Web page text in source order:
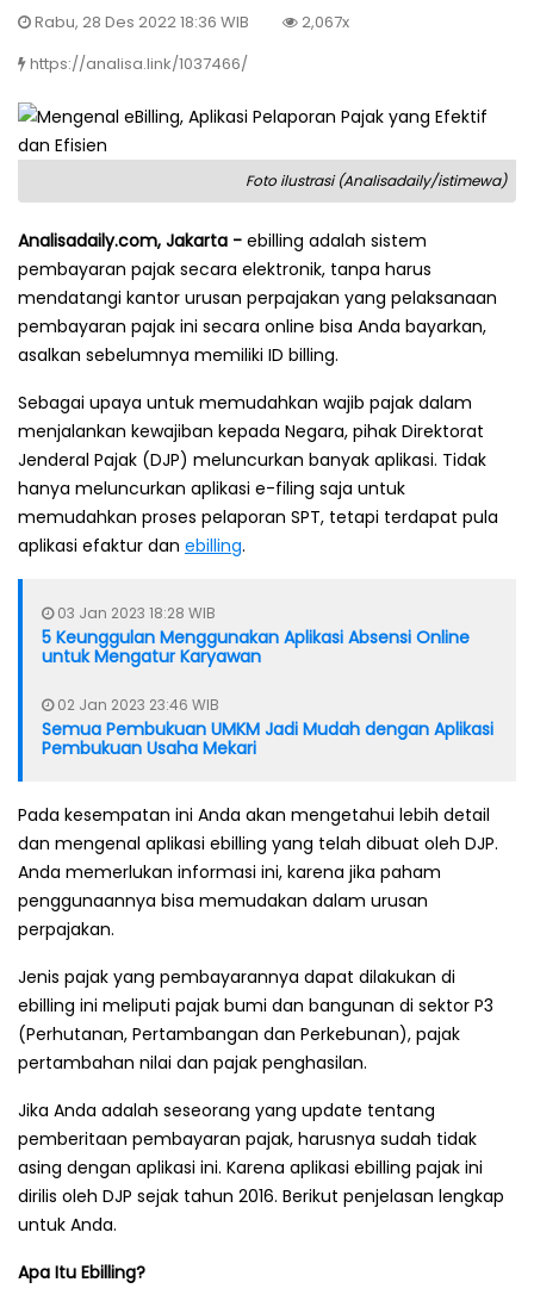
Rabu, 28 Des 2022 18:36 WIB
2,067x
https://analisa.link/1037466/
Foto ilustrasi (Analisadaily/istimewa)
Analisadaily.com, Jakarta - ebilling adalah sistem
pembayaran pajak secara elektronik, tanpa harus
mendatangi kantor urusan perpajakan yang pelaksanaan
pembayaran pajak ini secara online bisa Anda bayarkan,
asalkan sebelumnya memiliki ID billing.
Sebagai upaya untuk memudahkan wajib pajak dalam
menjalankan kewajiban kepada Negara, pihak Direktorat
Jenderal Pajak (DJP) meluncurkan banyak aplikasi. Tidak
hanya meluncurkan aplikasi e-filing saja untuk
memudahkan proses pelaporan SPT, tetapi terdapat pula
aplikasi efaktur dan ebilling.
03 Jan 2023 18:28 WIB
5 Keunggulan Menggunakan Aplikasi Absensi Online
untuk Mengatur Karyawan
02 Jan 2023 23:46 WIB
Semua Pembukuan UMKM Jadi Mudah dengan Aplikasi
Pembukuan Usaha Mekari
Pada kesempatan ini Anda akan mengetahui lebih detail
dan mengenal aplikasi ebilling yang telah dibuat oleh DJP.
Anda memerlukan informasi ini, karena jika paham
penggunaannya bisa memudakan dalam urusan
perpajakan.
Jenis pajak yang pembayarannya dapat dilakukan di
ebilling ini meliputi pajak bumi dan bangunan di sektor P3
(Perhutanan, Pertambangan dan Perkebunan), pajak
pertambahan nilai dan pajak penghasilan.
Jika Anda adalah seseorang yang update tentang
pemberitaan pembayaran pajak, harusnya sudah tidak
asing dengan aplikasi ini. Karena aplikasi ebilling pajak ini
dirilis oleh DJP sejak tahun 2016. Berikut penjelasan lengkap
untuk Anda.
Apa Itu Ebilling?